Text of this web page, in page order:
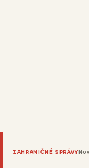
ZAHRANIČNÉ SPRÁVY